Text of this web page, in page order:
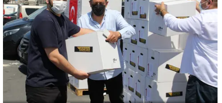
MAN , "Driving. People. Partner."
Sloganıyla Eylül Ayındaki IAA
Transportation 2026'da
Heiko Selzam 1 Ağustos İtibarıyla Yeni
Görevine Başladı
Aybir Lojistik Filosunun Üçte İkisini
Renault Trucks Çekiciler Oluşturuyor